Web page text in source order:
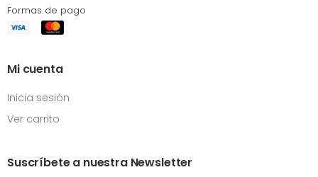
Formas de pago
Mi cuenta
Inicia sesión
Ver carrito
Suscríbete a nuestra Newsletter